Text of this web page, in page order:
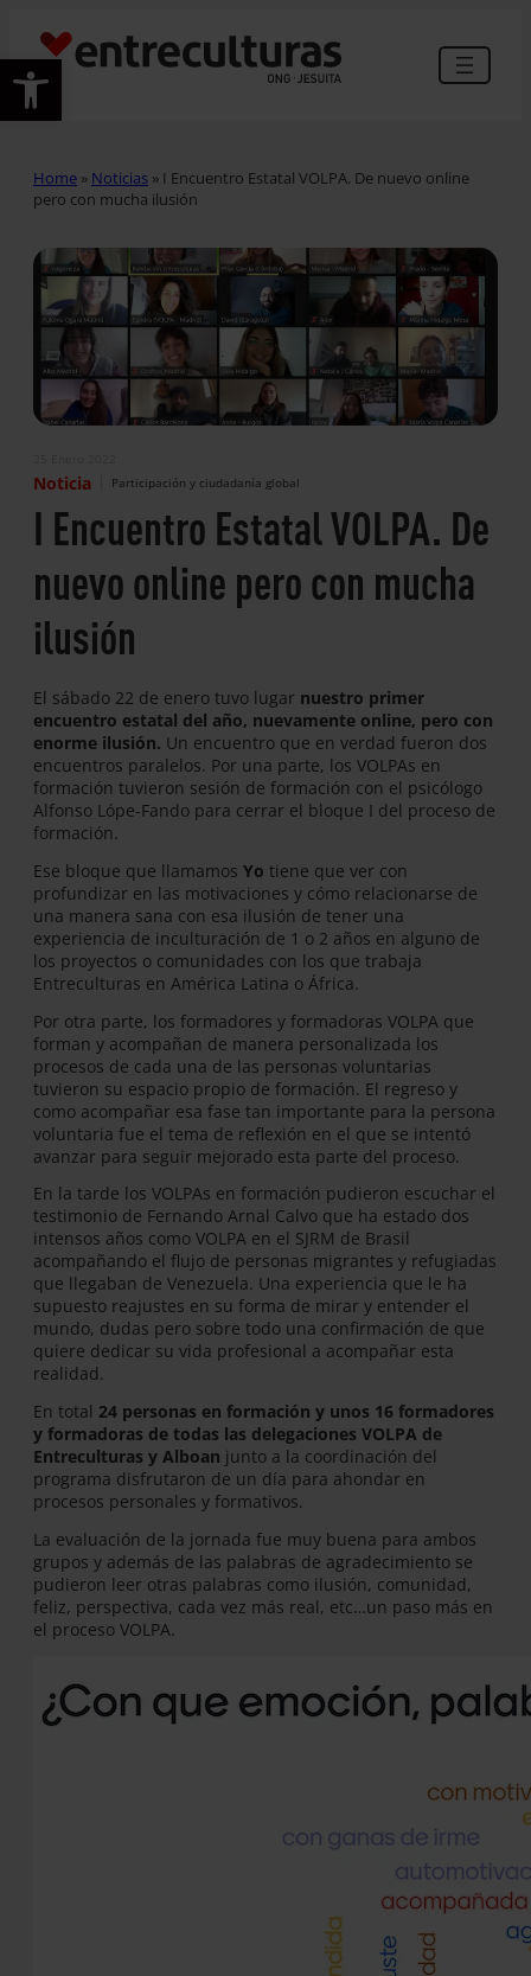
Abrir barra de herramientas
Home » Noticias » I Encuentro Estatal VOLPA. De nuevo online
pero con mucha ilusión
Noticia Participación y ciudadanía global
I Encuentro Estatal VOLPA. De
nuevo online pero con mucha
ilusión
El sábado 22 de enero tuvo lugar nuestro primer
encuentro estatal del año, nuevamente online, pero con
enorme ilusión. Un encuentro que en verdad fueron dos
encuentros paralelos. Por una parte, los VOLPAs en
formación tuvieron sesión de formación con el psicólogo
Alfonso Lópe-Fando para cerrar el bloque I del proceso de
formación.
Ese bloque que llamamos Yo tiene que ver con
profundizar en las motivaciones y cómo relacionarse de
una manera sana con esa ilusión de tener una
experiencia de inculturación de 1 o 2 años en alguno de
los proyectos o comunidades con los que trabaja
Entreculturas en América Latina o África.
Por otra parte, los formadores y formadoras VOLPA que
forman y acompañan de manera personalizada los
procesos de cada una de las personas voluntarias
tuvieron su espacio propio de formación. El regreso y
como acompañar esa fase tan importante para la persona
voluntaria fue el tema de reflexión en el que se intentó
avanzar para seguir mejorado esta parte del proceso.
En la tarde los VOLPAs en formación pudieron escuchar el
testimonio de Fernando Arnal Calvo que ha estado dos
intensos años como VOLPA en el SJRM de Brasil
acompañando el flujo de personas migrantes y refugiadas
que llegaban de Venezuela. Una experiencia que le ha
supuesto reajustes en su forma de mirar y entender el
mundo, dudas pero sobre todo una confirmación de que
quiere dedicar su vida profesional a acompañar esta
realidad.
En total 24 personas en formación y unos 16 formadores
y formadoras de todas las delegaciones VOLPA de
Entreculturas y Alboan junto a la coordinación del
programa disfrutaron de un día para ahondar en
procesos personales y formativos.
La evaluación de la jornada fue muy buena para ambos
grupos y además de las palabras de agradecimiento se
pudieron leer otras palabras como ilusión, comunidad,
feliz, perspectiva, cada vez más real, etc…un paso más en
el proceso VOLPA.